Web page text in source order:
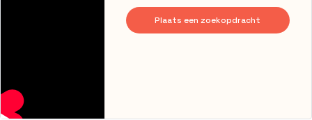
Plaats een zoekopdracht